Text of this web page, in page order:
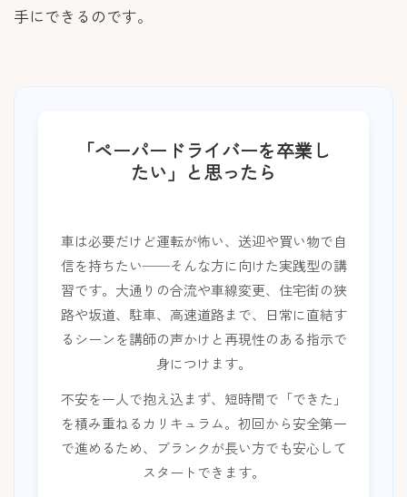
手にできるのです。
「ペーパードライバーを卒業し
たい」と思ったら
車は必要だけど運転が怖い、送迎や買い物で自
信を持ちたい──そんな方に向けた実践型の講
習です。大通りの合流や車線変更、住宅街の狭
路や坂道、駐車、高速道路まで、日常に直結す
るシーンを講師の声かけと再現性のある指示で
身につけます。
不安を一人で抱え込まず、短時間で「できた」
を積み重ねるカリキュラム。初回から安全第一
で進めるため、ブランクが長い方でも安心して
スタートできます。